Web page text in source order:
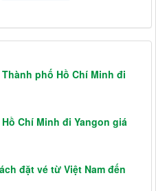
phố Hồ Chí Minh đi
Chí Minh đi Yangon giá
đặt vé từ Việt Nam đến